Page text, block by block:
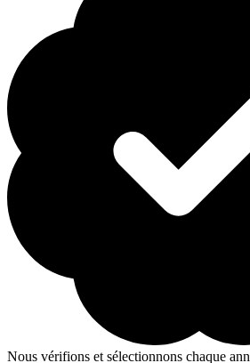
Nous vérifions et sélectionnons chaque